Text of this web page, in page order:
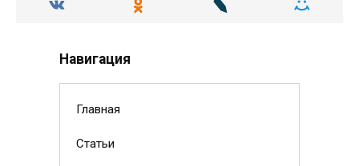
Навигация
Главная
Статьи